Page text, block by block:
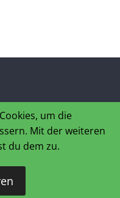
1946 e.V.
Bereitgestellt von
um die
Mit der weiteren
du dem zu.